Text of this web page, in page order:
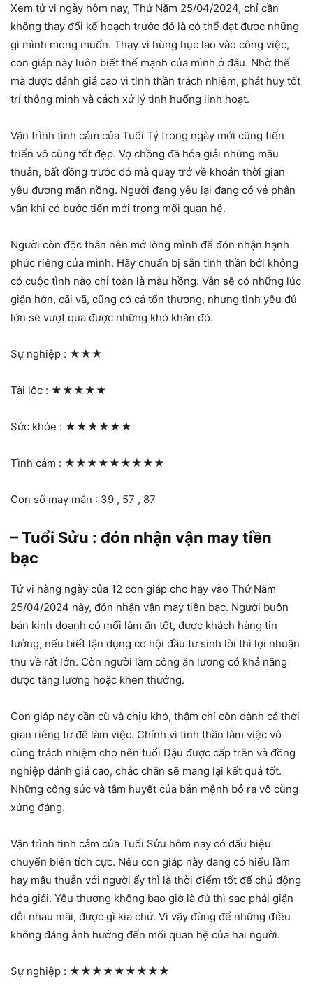
Xem tử vi ngày hôm nay, Thứ Năm 25/04/2024, chỉ cần
không thay đổi kế hoạch trước đó là có thể đạt được những
gì mình mong muốn. Thay vì hùng hục lao vào công việc,
con giáp này luôn biết thế mạnh của mình ở đâu. Nhờ thế
mà được đánh giá cao vì tinh thần trách nhiệm, phát huy tốt
trí thông minh và cách xử lý tình huống linh hoạt.
Vận trình tình cảm của Tuổi Tý trong ngày mới cũng tiến
triển vô cùng tốt đẹp. Vợ chồng đã hóa giải những mâu
thuẫn, bất đồng trước đó mà quay trở về khoản thời gian
yêu đương mặn nồng. Người đang yêu lại đang có vẻ phân
vân khi có bước tiến mới trong mối quan hệ.
Người còn độc thân nên mở lòng mình để đón nhận hạnh
phúc riêng của mình. Hãy chuẩn bị sẵn tinh thần bởi không
có cuộc tình nào chỉ toàn là màu hồng. Vẫn sẽ có những lúc
giận hờn, cãi vã, cũng có cả tổn thương, nhưng tình yêu đủ
lớn sẽ vượt qua được những khó khăn đó.
Sự nghiệp : ★★★
Tài lộc : ★★★★★
Sức khỏe : ★★★★★★
Tình cảm : ★★★★★★★★★
Con số may mắn : 39 , 57 , 87
– Tuổi Sửu : đón nhận vận may tiền
bạc
Tử vi hàng ngày của 12 con giáp cho hay vào Thứ Năm
25/04/2024 này, đón nhận vận may tiền bạc. Người buôn
bán kinh doanh có mối làm ăn tốt, được khách hàng tin
tưởng, nếu biết tận dụng cơ hội đầu tư sinh lời thì lợi nhuận
thu về rất lớn. Còn người làm công ăn lương có khả năng
được tăng lương hoặc khen thưởng.
Con giáp này cần cù và chịu khó, thậm chí còn dành cả thời
gian riêng tư để làm việc. Chính vì tinh thần làm việc vô
cùng trách nhiệm cho nên tuổi Dậu được cấp trên và đồng
nghiệp đánh giá cao, chắc chắn sẽ mang lại kết quả tốt.
Những công sức và tâm huyết của bản mệnh bỏ ra vô cùng
xứng đáng.
Vận trình tình cảm của Tuổi Sửu hôm nay có dấu hiệu
chuyển biến tích cực. Nếu con giáp này đang có hiểu lầm
hay mâu thuẫn với người ấy thì là thời điểm tốt để chủ động
hóa giải. Yêu thương không bao giờ là đủ thì sao phải giận
dỗi nhau mãi, được gì kia chứ. Vì vậy đừng để những điều
không đáng ảnh hưởng đến mối quan hệ của hai người.
Sự nghiệp : ★★★★★★★★★